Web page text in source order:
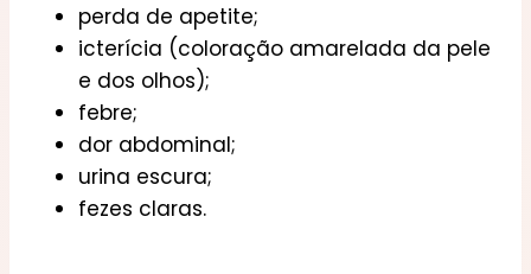
perda de apetite;
icterícia (coloração amarelada da pele
e dos olhos);
febre;
dor abdominal;
urina escura;
fezes claras.